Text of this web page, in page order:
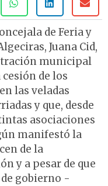
de Feria y
Juana Cid,
municipal
de los
las veladas
y que, desde
asociaciones
manifestó la
de la
y a pesar de que
gobierno -